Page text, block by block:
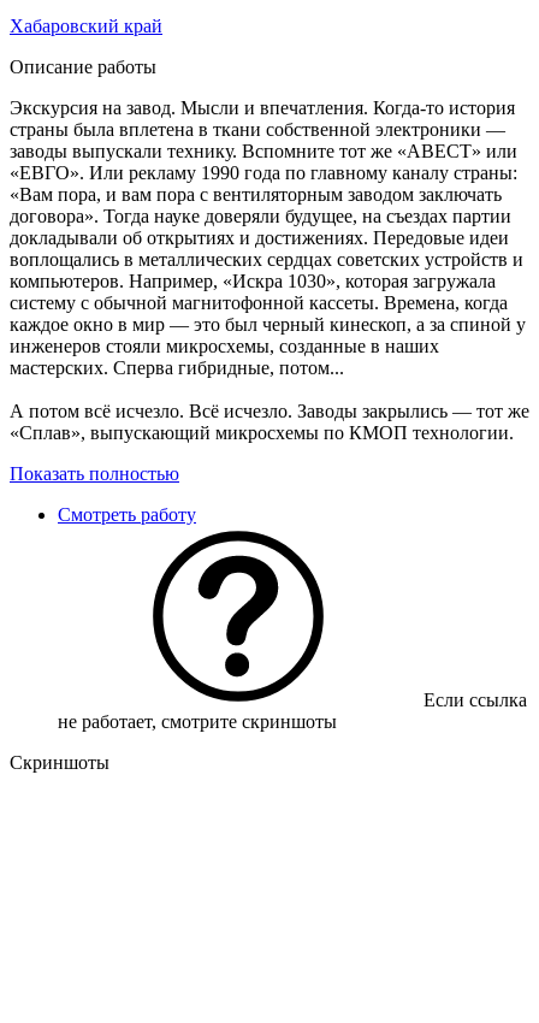
Хабаровский край
Описание работы
Экскурсия на завод. Мысли и впечатления. Когда-то история
страны была вплетена в ткани собственной электроники —
заводы выпускали технику. Вспомните тот же «АВЕСТ» или
«ЕВГО». Или рекламу 1990 года по главному каналу страны:
«Вам пора, и вам пора с вентиляторным заводом заключать
договора». Тогда науке доверяли будущее, на съездах партии
докладывали об открытиях и достижениях. Передовые идеи
воплощались в металлических сердцах советских устройств и
компьютеров. Например, «Искра 1030», которая загружала
систему с обычной магнитофонной кассеты. Времена, когда
каждое окно в мир — это был черный кинескоп, а за спиной у
инженеров стояли микросхемы, созданные в наших
мастерских. Сперва гибридные, потом...
А потом всё исчезло. Всё исчезло. Заводы закрылись — тот же
«Сплав», выпускающий микросхемы по КМОП технологии.
Показать полностью
Смотреть работу
Если ссылка
не работает, смотрите скриншоты
Скриншоты